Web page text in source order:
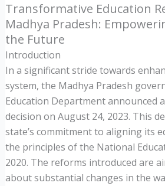
Transformative Education
Madhya Pradesh:
the Future
Introduction
In a significant stride towards
system, the Madhya Pradesh
Education Department announced
decision on August 24, 2023. This
state’s commitment to aligning its
the principles of the National
2020. The reforms introduced are
about substantial changes in the